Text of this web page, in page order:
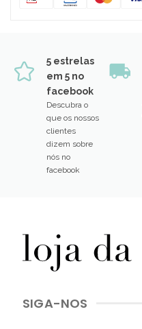
5 estrelas
em 5 no
facebook
Descubra o
que os nossos
clientes
dizem sobre
nós no
facebook
SIGA-NOS